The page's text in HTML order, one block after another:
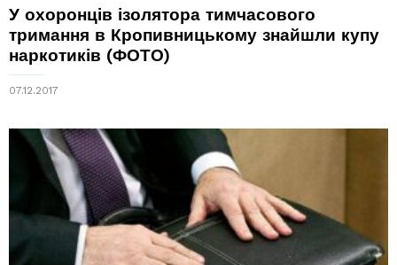
У охоронців ізолятора тимчасового
тримання в Кропивницькому знайшли купу
наркотиків (ФОТО)
07.12.2017